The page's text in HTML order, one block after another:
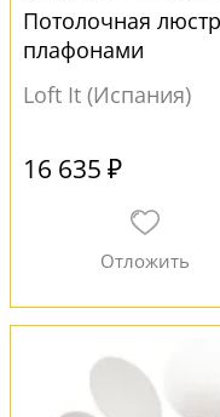
Потолочная
плафонами
Loft It (Испания)
16 635 ₽